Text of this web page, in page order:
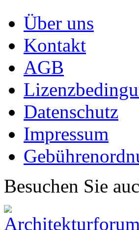
Über uns
Kontakt
AGB
Datenschutz
Impressum
Besuchen Sie